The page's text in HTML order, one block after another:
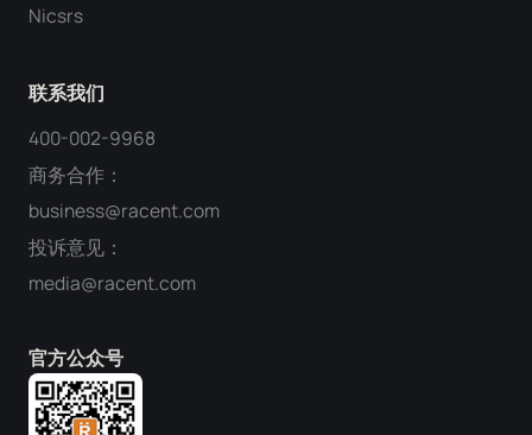
Nicsrs
联系我们
400-002-9968
商务合作：
business@racent.com
投诉意见：
media@racent.com
官方公众号